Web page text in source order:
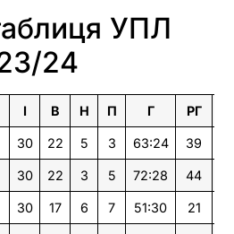
УПЛ
24
І В Н П Г РГ
30 22 5 3 63:24 39
30 22 3 5 72:28 44
30 17 6 7 51:30 21